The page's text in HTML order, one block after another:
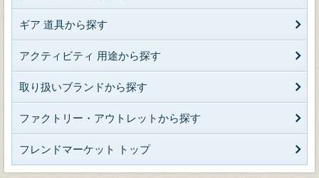
ギア 道具から探す
アクティビティ 用途から探す
取り扱いブランドから探す
ファクトリー・アウトレットから探す
フレンドマーケット トップ